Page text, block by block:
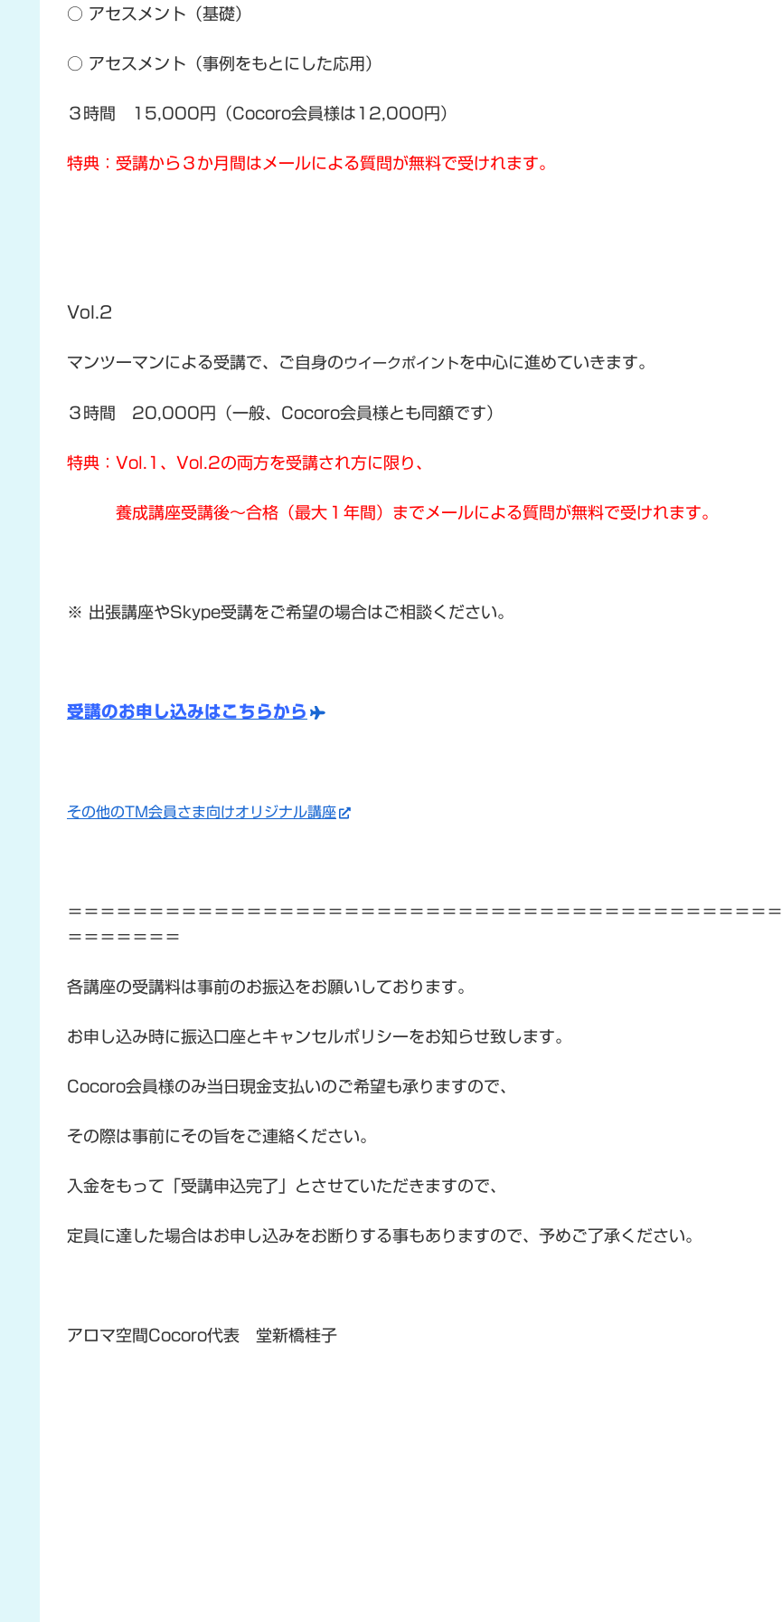
○ アセスメント（基礎）
○ アセスメント（事例をもとにした応用）
３時間 15,000円（Cocoro会員様は12,000円）
特典：受講から３か月間はメールによる質問が無料で受けれます。
Vol.2
マンツーマンによる受講で、ご自身のウイークポイントを中心に進めていきます。
３時間 20,000円（一般、Cocoro会員様とも同額です）
特典：Vol.1、Vol.2の両方を受講され方に限り、
養成講座受講後〜合格（最大１年間）までメールによる質問が無料で受けれます。
※ 出張講座やSkype受講をご希望の場合はご相談ください。
受講のお申し込みはこちらから
その他のTM会員さま向けオリジナル講座
＝＝＝＝＝＝＝＝＝＝＝＝＝＝＝＝＝＝＝＝＝＝＝＝＝＝＝＝＝＝＝＝＝＝＝＝＝＝＝＝＝＝＝＝
＝＝＝＝＝＝＝
各講座の受講料は事前のお振込をお願いしております。
お申し込み時に振込口座とキャンセルポリシーをお知らせ致します。
Cocoro会員様のみ当日現金支払いのご希望も承りますので、
その際は事前にその旨をご連絡ください。
入金をもって「受講申込完了」とさせていただきますので、
定員に達した場合はお申し込みをお断りする事もありますので、予めご了承ください。
アロマ空間Cocoro代表 堂新橋桂子